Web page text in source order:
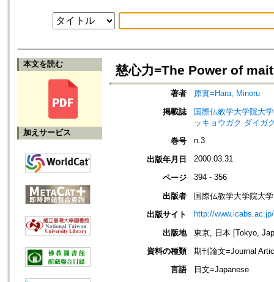
本文を読む
加えサービス
慈心力=The Power of
著者
原實=Hara, Minoru
掲載誌
国際仏教学大学院大
ッキョウガク ダイガ
巻号
n.3
出版年月日 2000.03.31
ページ 394 - 356
出版者
国際仏教学大学院大学
出版サイト
http://www.icabs.ac.jp/
出版地
東京, 日本 [Tokyo,
資料の種類
期刊論文=Journal
言語
日文=Japanese